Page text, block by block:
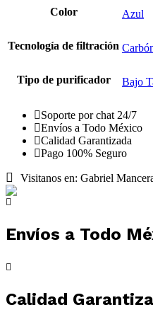
Color Azul
Tecnología de filtración
Tipo de purificador Bajo
Soporte por chat 24/7
Envíos a Todo México
Calidad Garantizada
Pago 100% Seguro
Visitanos en: Gabriel
Envíos a Todo
Calidad